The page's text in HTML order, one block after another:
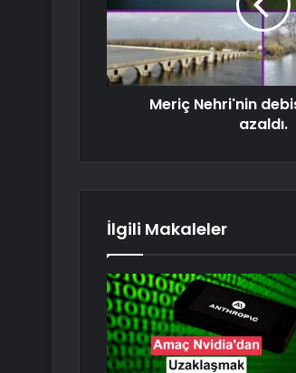
Meriç Nehri'nin
azaldı.
İlgili Makaleler